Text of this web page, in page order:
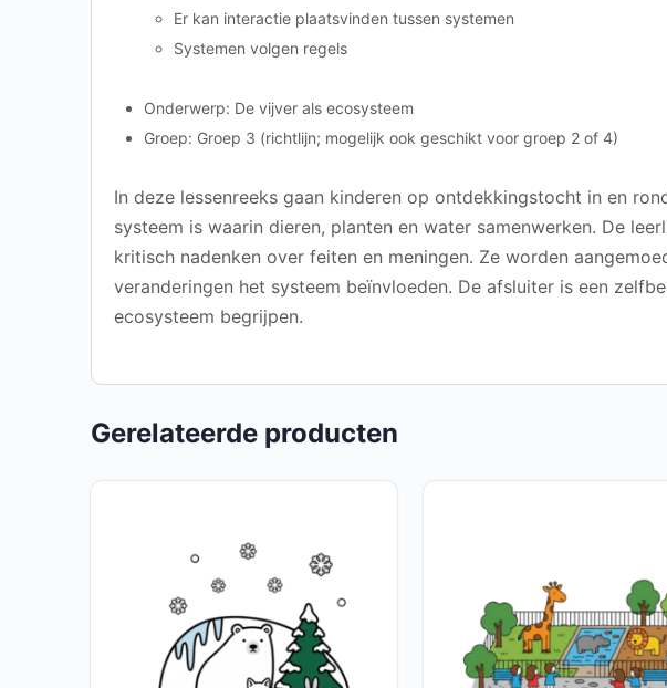
Er kan interactie plaatsvinden tussen systemen
Systemen volgen regels
Onderwerp: De vijver als ecosysteem
Groep: Groep 3 (richtlijn; mogelijk ook geschikt voor groep 2 of 4)
In deze lessenreeks gaan kinderen op ontdekkingstocht in en
systeem is waarin dieren, planten en water samenwerken. De
kritisch nadenken over feiten en meningen. Ze worden
veranderingen het systeem beïnvloeden. De afsluiter is een
ecosysteem begrijpen.
Gerelateerde producten